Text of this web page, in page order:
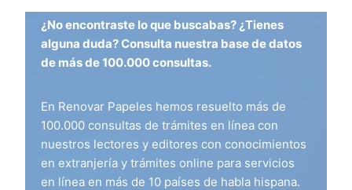
¿No encontraste lo que buscabas? ¿Tienes
alguna duda? Consulta nuestra base de datos
de más de 100.000 consultas.
En Renovar Papeles hemos resuelto más de
100.000 consultas de trámites en línea con
nuestros lectores y editores con conocimientos
en extranjería y trámites online para servicios
en línea en más de 10 países de habla hispana.